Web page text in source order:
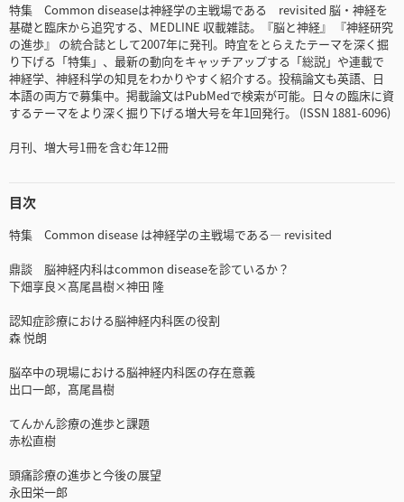
特集 Common diseaseは神経学の主戦場である revisited 脳・神経を
基礎と臨床から追究する、MEDLINE 収載雑誌。『脳と神経』 『神経研究
の進歩』 の統合誌として2007年に発刊。時宜をとらえたテーマを深く掘
り下げる「特集」、最新の動向をキャッチアップする「総説」や連載で
神経学、神経科学の知見をわかりやすく紹介する。投稿論文も英語、日
本語の両方で募集中。掲載論文はPubMedで検索が可能。日々の臨床に資
するテーマをより深く掘り下げる増大号を年1回発行。 (ISSN 1881-6096)
月刊、増大号1冊を含む年12冊
目次
特集 Common disease は神経学の主戦場である― revisited
鼎談 脳神経内科はcommon diseaseを診ているか？
下畑享良×髙尾昌樹×神田 隆
認知症診療における脳神経内科医の役割
森 悦朗
脳卒中の現場における脳神経内科医の存在意義
出口一郎，髙尾昌樹
てんかん診療の進歩と課題
赤松直樹
頭痛診療の進歩と今後の展望
永田栄一郎